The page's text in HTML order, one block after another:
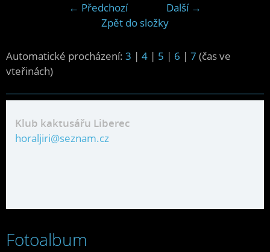
← Předchozí
Další →
Zpět do složky
Automatické procházení: 3 | 4 | 5 | 6 | 7 (čas ve
vteřinách)
Klub kaktusářu Liberec
horaljiri@seznam.cz
Fotoalbum